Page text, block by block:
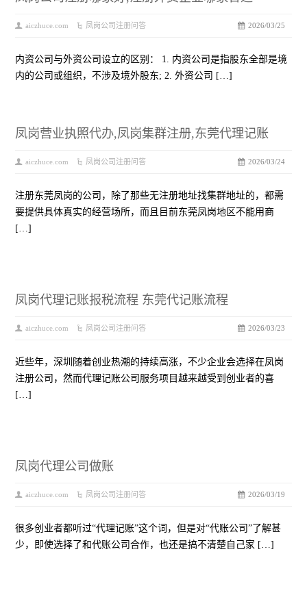
2026/03/25
aiczhuce.com 凤岗公司注册问答
内资公司与外资公司设立的区别： 1. 内资公司是指股东全部是境
内的公司或组织，不涉及境外股东; 2. 外资公司 […]
凤岗营业执照代办,凤岗集群注册,东莞代理记账
2026/03/24
aiczhuce.com 凤岗公司注册问答
注册东莞凤岗的公司，除了那些无注册地址找集群地址的，都需
要提供具体真实的经营场所，而且目前东莞凤岗地区不能用商
[…]
凤岗代理记账报税流程 东莞代记账流程
2026/03/23
aiczhuce.com 凤岗公司注册问答
近些年，深圳随着创业热潮的持续高涨，不少企业会选择在凤岗
注册公司，然而代理记账公司服务项目越来越受到创业者的喜
[…]
凤岗代理公司做账
2026/03/19
aiczhuce.com 凤岗公司注册问答
很多创业者都听过“代理记账”这个词，但是对“代账公司”了解甚
少，即使选择了和代账公司合作，也还是搞不清楚自己家 […]